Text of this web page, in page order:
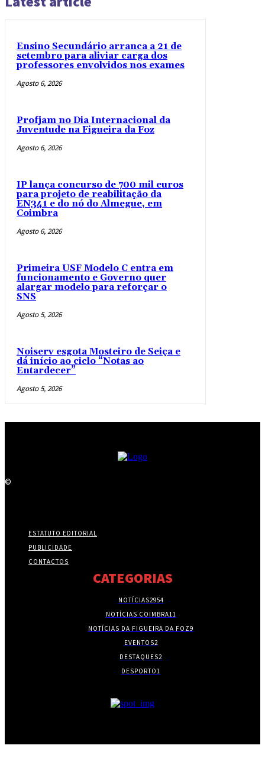
Ensino Secundário arranca a 21 de
setembro para aliviar carga dos
professores envolvidos nos exames
Agosto 6, 2026
Profjam no Dia Internacional da
Juventude na Figueira da Foz
Agosto 6, 2026
IP lança concurso de 700 mil euros
para projeto de reabilitação da
EN341 e do nó do Almegue, em
Coimbra
Agosto 6, 2026
Primeira USF Modelo C entra em
funcionamento e Governo quer
alargar modelo para reforçar o
SNS
Agosto 5, 2026
Noiserv esgota Mosteiro de Seiça e
dá início ao ciclo “Notas ao
Entardecer”
Agosto 5, 2026
©
ESTATUTO EDITORIAL
PUBLICIDADE
CONTACTOS
CATEGORIAS
NOTÍCIAS2954
NOTÍCIAS COIMBRA11
NOTÍCIAS DA FIGUEIRA DA FOZ9
EVENTOS2
DESTAQUES2
DESPORTO1